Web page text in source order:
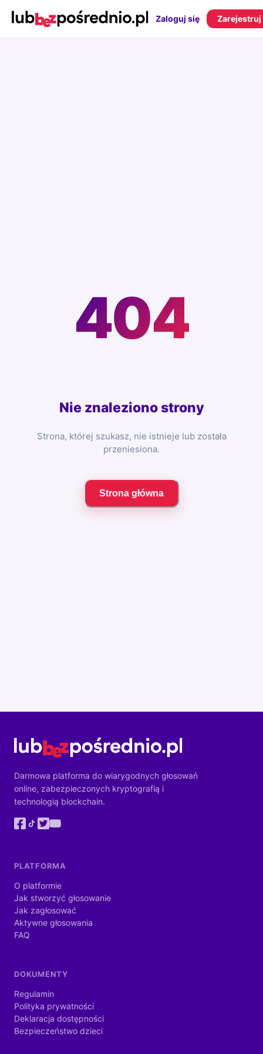
Zaloguj się Zarejestruj
404
Nie znaleziono strony
Strona, której szukasz, nie istnieje lub została
przeniesiona.
Strona główna
Darmowa platforma do wiarygodnych głosowań
online, zabezpieczonych kryptografią i
technologią blockchain.
PLATFORMA
O platformie
Jak stworzyć głosowanie
Jak zagłosować
Aktywne głosowania
FAQ
DOKUMENTY
Regulamin
Polityka prywatności
Deklaracja dostępności
Bezpieczeństwo dzieci